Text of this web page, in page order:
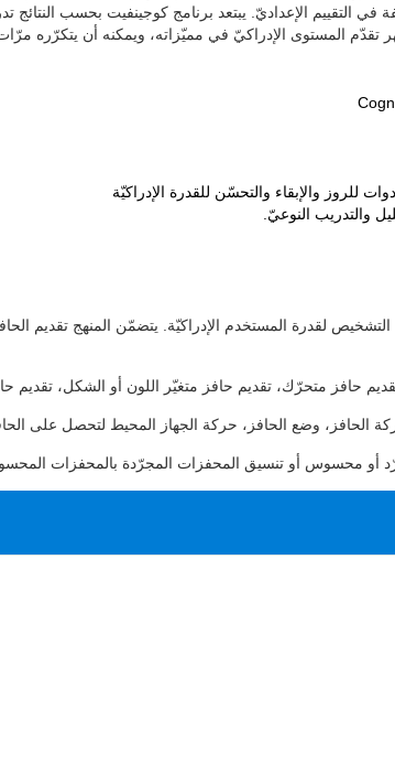
في التقييم الإعداديّ. يبتعد برنامج كوجينفيت بحسب
تقدّم المستوى الإدراكيّ في مميّزاته، ويمكنه أن يتكرّره
للروز والإبقاء والتحسّن للقدرة الإدراكيّة
والتدريب النوعيّ.
التشخيص لقدرة المستخدم الإدراكيّة. يتضمّن المنهج تقديم
حافز متحرّك، تقديم حافز متغيّر اللون أو الشكل، تقديم
وضع الحافز، حركة الجهاز المحيط لتحصل على
أو محسوس أو تنسيق المحفزات المجرّدة بالمحفزات